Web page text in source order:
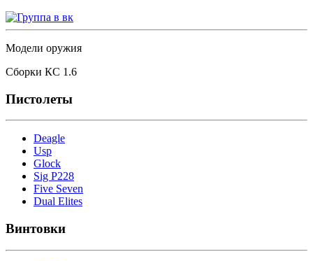
Модели оружия
Сборки КС 1.6
Пистолеты
Deagle
Usp
Glock
Sig P228
Five Seven
Dual Elites
Винтовки